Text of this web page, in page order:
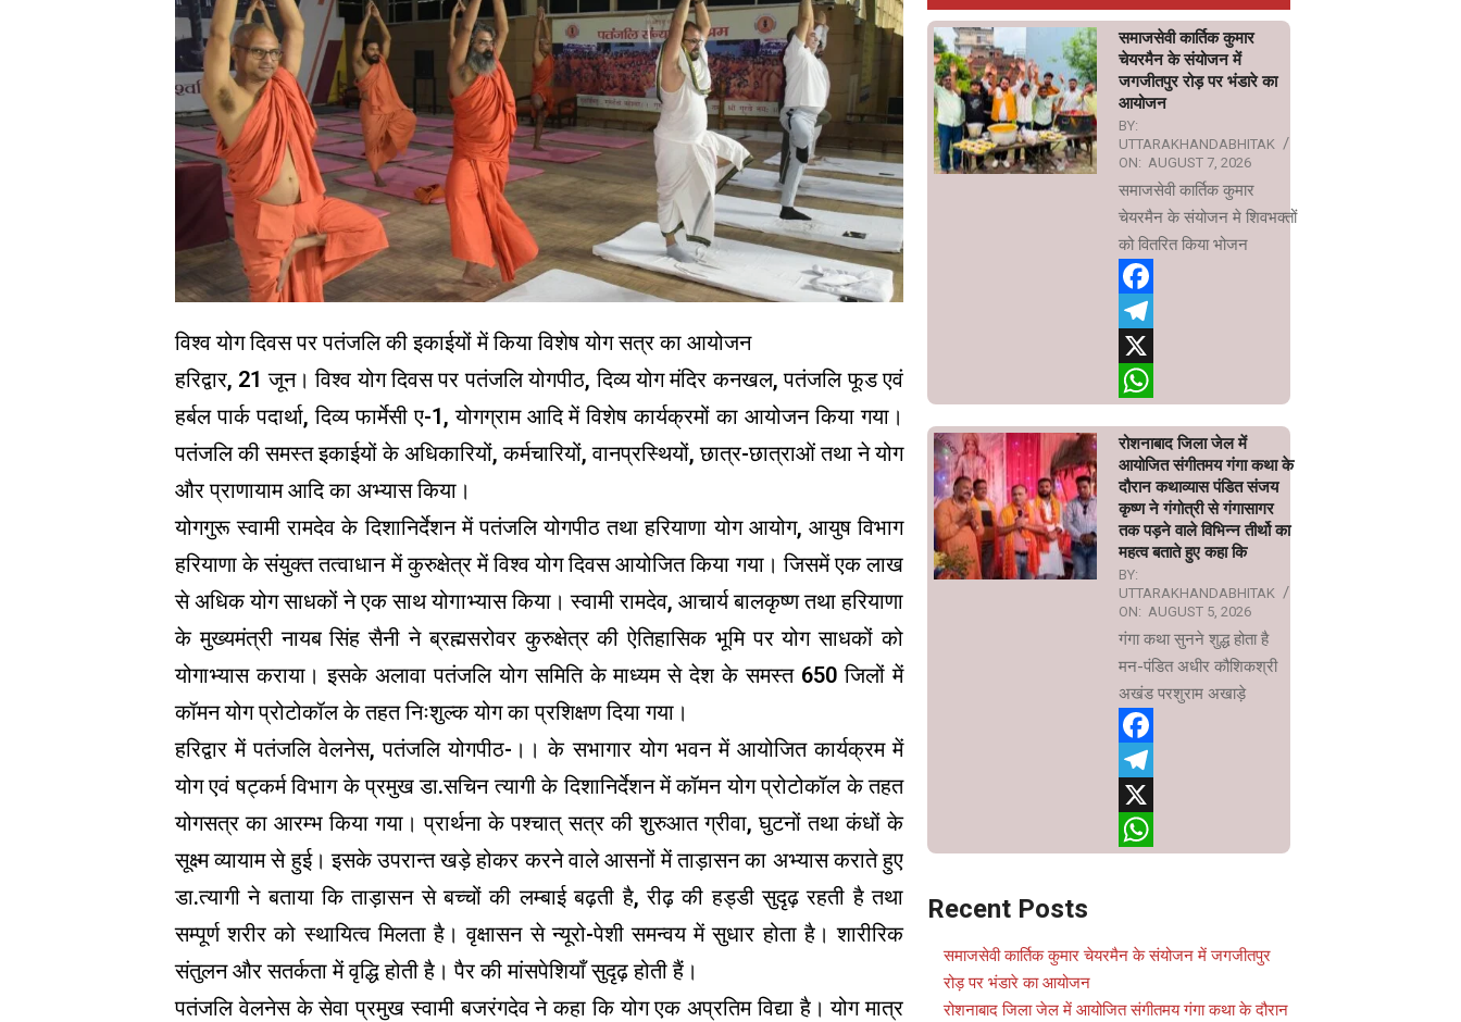
विश्व योग दिवस पर पतंजलि की इकाईयों में किया विशेष योग सत्र का आयोजन
हरिद्वार, 21 जून। विश्व योग दिवस पर पतंजलि योगपीठ, दिव्य योग मंदिर कनखल, पतंजलि फूड एवं
हर्बल पार्क पदार्था, दिव्य फार्मेसी ए-1, योगग्राम आदि में विशेष कार्यक्रमों का आयोजन किया गया।
पतंजलि की समस्त इकाईयों के अधिकारियों, कर्मचारियों, वानप्रस्थियों, छात्र-छात्राओं तथा ने योग
और प्राणायाम आदि का अभ्यास किया।
योगगुरू स्वामी रामदेव के दिशानिर्देशन में पतंजलि योगपीठ तथा हरियाणा योग आयोग, आयुष विभाग
हरियाणा के संयुक्त तत्वाधान में कुरुक्षेत्र में विश्व योग दिवस आयोजित किया गया। जिसमें एक लाख
से अधिक योग साधकों ने एक साथ योगाभ्यास किया। स्वामी रामदेव, आचार्य बालकृष्ण तथा हरियाणा
के मुख्यमंत्री नायब सिंह सैनी ने ब्रह्मसरोवर कुरुक्षेत्र की ऐतिहासिक भूमि पर योग साधकों को
योगाभ्यास कराया। इसके अलावा पतंजलि योग समिति के माध्यम से देश के समस्त 650 जिलों में
कॉमन योग प्रोटोकॉल के तहत निःशुल्क योग का प्रशिक्षण दिया गया।
हरिद्वार में पतंजलि वेलनेस, पतंजलि योगपीठ-।। के सभागार योग भवन में आयोजित कार्यक्रम में
योग एवं षट्कर्म विभाग के प्रमुख डा.सचिन त्यागी के दिशानिर्देशन में कॉमन योग प्रोटोकॉल के तहत
योगसत्र का आरम्भ किया गया। प्रार्थना के पश्चात् सत्र की शुरुआत ग्रीवा, घुटनों तथा कंधों के
सूक्ष्म व्यायाम से हुई। इसके उपरान्त खड़े होकर करने वाले आसनों में ताड़ासन का अभ्यास कराते हुए
डा.त्यागी ने बताया कि ताड़ासन से बच्चों की लम्बाई बढ़ती है, रीढ़ की हड्डी सुदृढ़ रहती है तथा
सम्पूर्ण शरीर को स्थायित्व मिलता है। वृक्षासन से न्यूरो-पेशी समन्वय में सुधार होता है। शारीरिक
संतुलन और सतर्कता में वृद्धि होती है। पैर की मांसपेशियाँ सुदृढ़ होती हैं।
पतंजलि वेलनेस के सेवा प्रमुख स्वामी बजरंगदेव ने कहा कि योग एक अप्रतिम विद्या है। योग मात्र
समाजसेवी कार्तिक कुमार
चेयरमैन के संयोजन में
जगजीतपुर रोड़ पर भंडारे का
आयोजन
BY:
UTTARAKHANDABHITAK
ON: AUGUST 7, 2026
समाजसेवी कार्तिक कुमार
चेयरमैन के संयोजन मे शिवभक्तों
को वितरित किया भोजन
Facebook
Telegram
X
रोशनाबाद जिला जेल में
आयोजित संगीतमय गंगा कथा के
दौरान कथाव्यास पंडित संजय
कृष्ण ने गंगोत्री से गंगासागर
तक पड़ने वाले विभिन्न तीर्थो का
महत्व बताते हुए कहा कि
BY:
UTTARAKHANDABHITAK
ON: AUGUST 5, 2026
गंगा कथा सुनने शुद्ध होता है
मन-पंडित अधीर कौशिकश्री
अखंड परशुराम अखाड़े
Facebook
Telegram
X
Recent Posts
समाजसेवी कार्तिक कुमार चेयरमैन के संयोजन में जगजीतपुर
रोड़ पर भंडारे का आयोजन
रोशनाबाद जिला जेल में आयोजित संगीतमय गंगा कथा के दौरान